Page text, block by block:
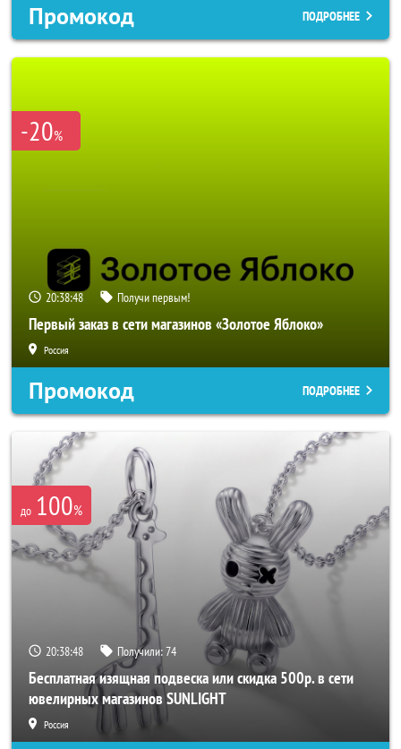
Промокод ПОДРОБНЕЕ
-20%
20:38:46 Получи первым!
Первый заказ в сети магазинов «Золотое Яблоко»
Россия
Промокод ПОДРОБНЕЕ
до 100%
20:38:46 Получили:74
Бесплатная изящная подвеска или скидка 500р. в сети
ювелирных магазинов SUNLIGHT
Россия